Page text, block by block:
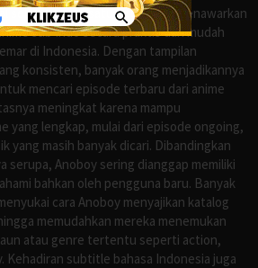
sebagai salah satu situs yang menawarkan
sub Indo secara praktis dan mudah
di Indonesia. Dengan tampilan
konsisten, banyak orang menjadikannya
mencari episode terbaru dari anime
meningkat karena mampu
yang lengkap, mulai dari episode ongoing,
yang masih banyak dicari. Dibandingkan
serupa, Anoboy sering dianggap memiliki
bahkan oleh pengguna baru. Banyak
cara Anoboy menyajikan katalog
memudahkan mereka menemukan
atau genre tertentu seperti action,
Kehadiran subtitle bahasa Indonesia juga